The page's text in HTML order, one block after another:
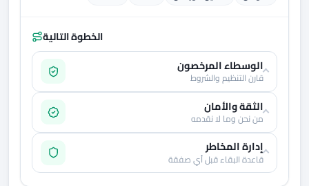
الخطوة التالية
الوسطاء المرخصون
قارن التنظيم والشروط
الثقة والأمان
من نحن وما لا نقدمه
إدارة المخاطر
قاعدة البقاء قبل أي صفقة